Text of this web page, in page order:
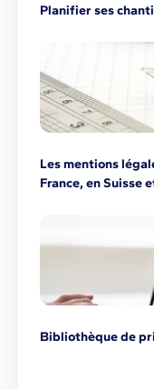
Planifier ses
Les mentions
France, en Suisse
Bibliothèque de